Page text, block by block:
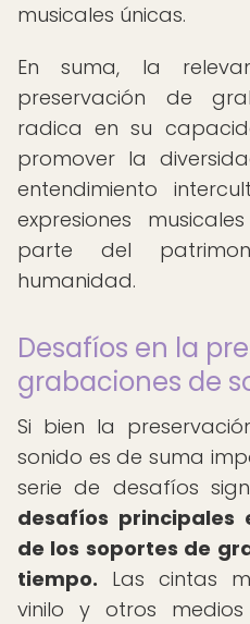
musicales únicas.
En suma, la
preservación de
radica en su
promover la
entendimiento
expresiones
parte del
humanidad.
Desafíos en la
grabaciones de
Si bien la
sonido es de suma
serie de desafíos
desafíos principales
de los soportes de
tiempo. Las cintas
vinilo y otros